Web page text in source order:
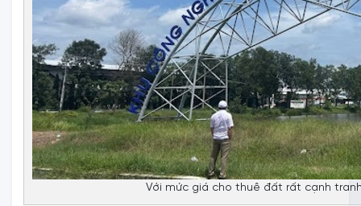
Với mức giá cho thuê đất rất cạnh